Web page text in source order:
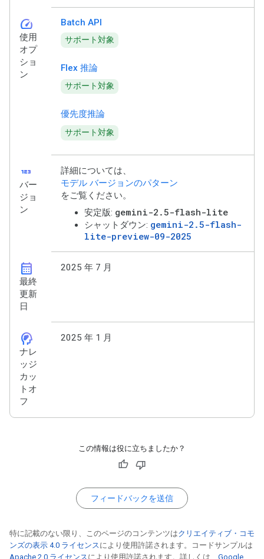
speed
使用
オプ
ショ
ン
Batch API
サポート対象
Flex 推論
サポート対象
優先度推論
サポート対象
123
バー
ジョ
ン
詳細については、
モデル バージョンのパターン
をご覧ください。
安定版: gemini-2.5-flash-lite
シャットダウン: gemini-2.5-flash-
lite-preview-09-2025
calendar_month
最終
更新
日
2025 年 7 月
cognition_2
ナレ
ッジ
カッ
トオ
フ
2025 年 1 月
この情報は役に立ちましたか？
フィードバックを送信
特に記載のない限り、このページのコンテンツはクリエイティブ・コモ
ンズの表示 4.0 ライセンスにより使用許諾されます。コードサンプルは
Apache 2.0 ライセンス により使用許諾されます。詳しくは、 Google